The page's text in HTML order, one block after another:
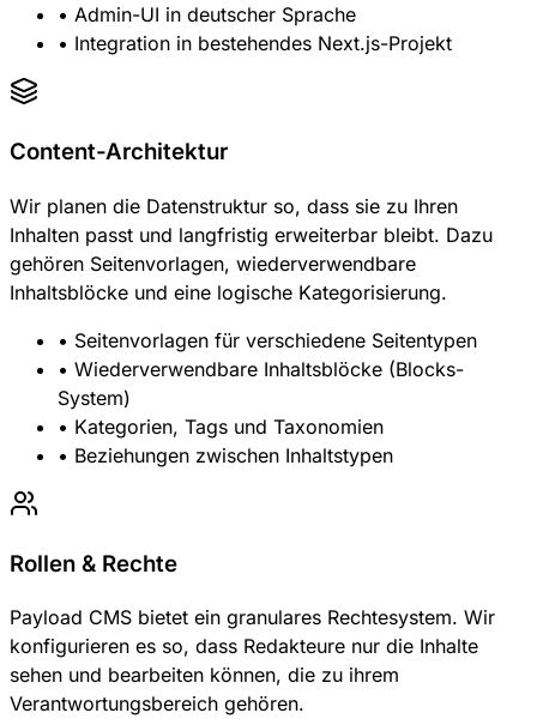
• Admin-UI in deutscher Sprache
• Integration in bestehendes Next.js-Projekt
Content-Architektur
Wir planen die Datenstruktur so, dass sie zu Ihren
Inhalten passt und langfristig erweiterbar bleibt. Dazu
gehören Seitenvorlagen, wiederverwendbare
Inhaltsblöcke und eine logische Kategorisierung.
• Seitenvorlagen für verschiedene Seitentypen
• Wiederverwendbare Inhaltsblöcke (Blocks-
System)
• Kategorien, Tags und Taxonomien
• Beziehungen zwischen Inhaltstypen
Rollen & Rechte
Payload CMS bietet ein granulares Rechtesystem. Wir
konfigurieren es so, dass Redakteure nur die Inhalte
sehen und bearbeiten können, die zu ihrem
Verantwortungsbereich gehören.